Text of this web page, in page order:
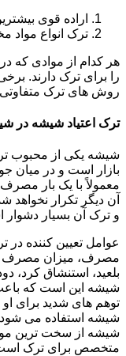
اراده قوی
ترک انواع مواد
هر کدام از موادی که
را برای ترک دارند.
روش های ترک متفاوتی
ترک اعتیاد شیشه در
شیشه یکی از محبوب
بازار است و در میان
معمولاً با یک بار
آن دیگر تکرار نخواهد
و ترک آن بسیار
عوامل تعیین کننده
مصرف، میزان مصرف و
بلعید، استنشاق کرد،
شیشه این است که
توهم های شدید برای
شیشه استفاده می
شیشه از سخت ترین
متخصص برای ترک